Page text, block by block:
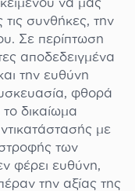
να μας
τις συνθήκες, την
Σε περίπτωση
αποδεδειγμένα
την ευθύνη
φθορά
δικαίωμα
με
των
φέρει ευθύνη,
την αξίας της